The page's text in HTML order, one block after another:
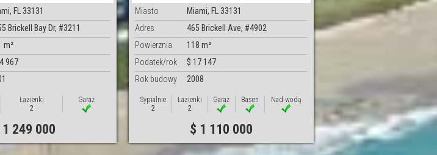
FL 33131
Brickell Bay Dr, #3211
m²
967
Łazienki
2
Garaż
1 249 000
Miasto
Miami, FL 33131
Adres
465 Brickell Ave, #4902
Powierznia
118 m²
Podatek/rok
$ 17 147
Rok budowy
2008
Sypialnie
2
Łazienki
2
Garaż Basen Nad wodą
$ 1 110 000